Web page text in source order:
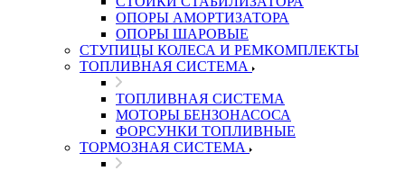
ОПОРЫ АМОРТИЗАТОРА
ОПОРЫ ШАРОВЫЕ
СТУПИЦЫ КОЛЕСА И РЕМКОМПЛЕКТЫ
ТОПЛИВНАЯ СИСТЕМА
ТОПЛИВНАЯ СИСТЕМА
МОТОРЫ БЕНЗОНАСОСА
ФОРСУНКИ ТОПЛИВНЫЕ
ТОРМОЗНАЯ СИСТЕМА